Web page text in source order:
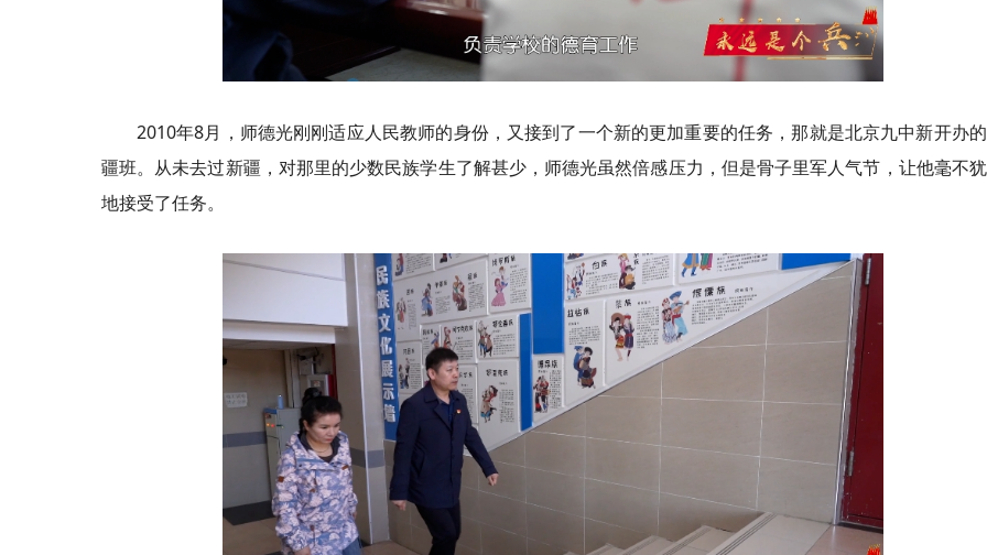
2010年8月，师德光刚刚适应人民教师的身份，又接到了一个新的更加重要的任务，那就是北京九中新开办
疆班。从未去过新疆，对那里的少数民族学生了解甚少，师德光虽然倍感压力，但是骨子里军人气节，让他毫不
地接受了任务。